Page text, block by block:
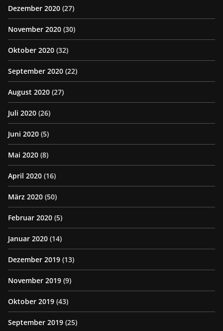
Dezember 2020 (27)
November 2020 (30)
Oktober 2020 (32)
September 2020 (22)
August 2020 (27)
Juli 2020 (26)
Juni 2020 (5)
Mai 2020 (8)
April 2020 (16)
März 2020 (50)
Februar 2020 (5)
Januar 2020 (14)
Dezember 2019 (13)
November 2019 (9)
Oktober 2019 (43)
September 2019 (25)